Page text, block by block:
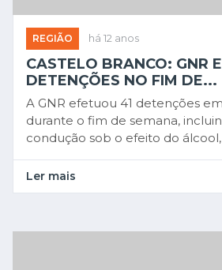
REGIÃO há 12 anos
CASTELO BRANCO: GNR
DETENÇÕES NO FIM DE...
A GNR efetuou 41 detenções
durante o fim de semana,
condução sob o efeito do
Ler mais